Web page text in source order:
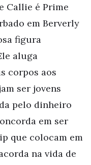
Callie é Prime
em Berverly
figura
aluga
corpos aos
ser jovens
pelo dinheiro
em ser
que colocam em
na vida de